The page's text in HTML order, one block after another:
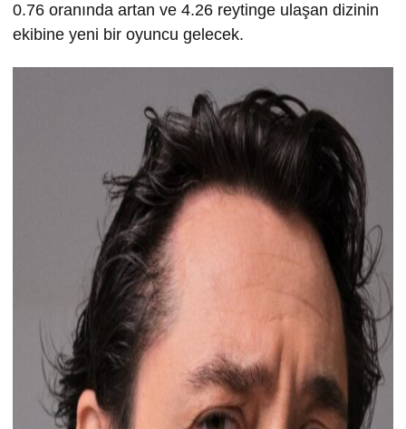
0.76 oranında artan ve 4.26 reytinge ulaşan dizinin
ekibine yeni bir oyuncu gelecek.